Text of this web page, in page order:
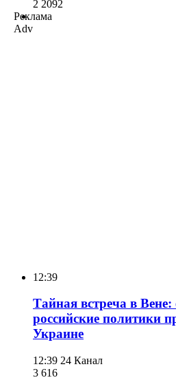
2 2092
Реклама
Adv
12:39
Тайная встреча в Вене:
российские политики
Украине
12:39 24 Канал
3 616